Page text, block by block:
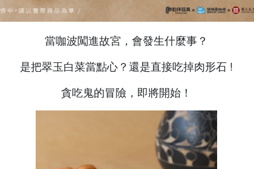
當咖波闖進故宮，會發生什麼事？
是把翠玉白菜當點心？還是直接吃掉肉形石 !
貪吃鬼的冒險，即將開始！